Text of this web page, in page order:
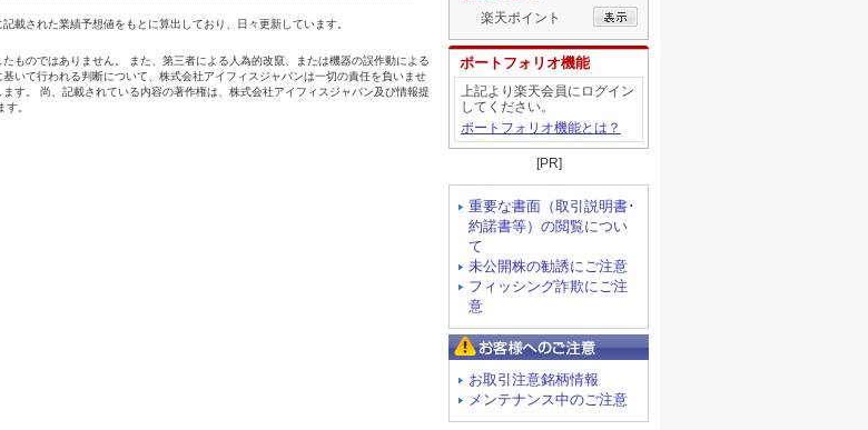
楽天ポイント
ポートフォリオ機能
上記より楽天会員にログイン
してください。
ポートフォリオ機能とは？
[PR]
重要な書面（取引説明書･
約諾書等）の閲覧につい
て
未公開株の勧誘にご注意
フィッシング詐欺にご注
意
お取引注意銘柄情報
メンテナンス中のご注意